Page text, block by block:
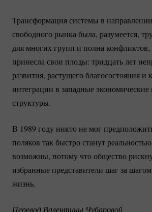
Трансформация системы в
свободного рынка была, разумеется,
для многих групп и полна конфликтов,
принесла свои плоды: тридцать лет
развития, растущего благосостояния и
интеграции в западные
структуры.
В 1989 году никто не мог
поляков так быстро станут
возможны, потому что общество
избранные представители шаг за
жизнь.
Перевод Валентины Чубаровой